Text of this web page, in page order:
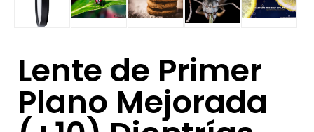
Lente de Primer
Plano Mejorada